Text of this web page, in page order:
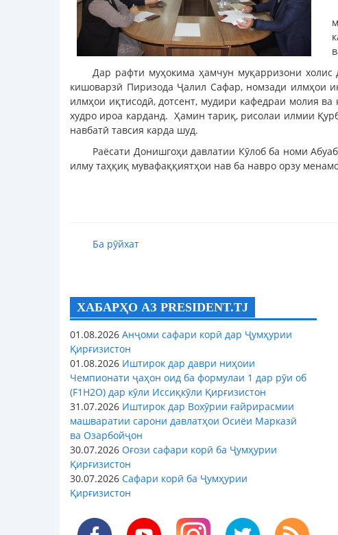
Дар рафти муҳокима ҳамчун муқарризони холис
кишоварзӣ Пиризода Ҷалил Сафар, номзади илмҳои
илмҳои иқтисодӣ, дотсент, мудири кафедраи молия
худро ироа карданд. Ҳамин тариқ, рисолаи илмии
навбатӣ тавсия карда шуд.
Раёсати Донишгоҳи давлатии Кӯлоб ба номи
илму таҳқиқ мувафаққиятҳои нав ба навро орзу
Ба рӯйхат
ХАБАРҲО АЗ PRESIDENT.TJ
01.08.2026 Анҷоми сафари корӣ дар Ҷумҳурии
Қирғизистон
01.08.2026 Иштирок дар даври ниҳоии
Чемпионати ҷаҳон оид ба формулаи 1 дар рӯи об
(F1H2O) дар кӯли Иссиқкӯли Қирғизистон
31.07.2026 Иштирок дар Вохӯрии ғайрирасмии
машваратии сарони давлатҳои Осиёи Марказӣ
ва Озарбойҷон
30.07.2026 Оғози сафари корӣ ба Ҷумҳурии
Қирғизистон
30.07.2026 Сафари корӣ ба Ҷумҳурии
Қирғизистон